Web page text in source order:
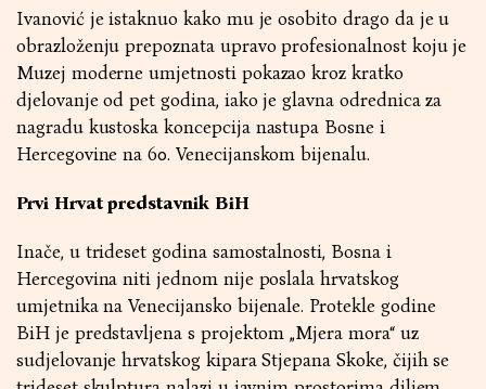
Ivanović je istaknuo kako mu je osobito drago da je u
obrazloženju prepoznata upravo profesionalnost koju je
Muzej moderne umjetnosti pokazao kroz kratko
djelovanje od pet godina, iako je glavna odrednica za
nagradu kustoska koncepcija nastupa Bosne i
Hercegovine na 60. Venecijanskom bijenalu.
Prvi Hrvat predstavnik BiH
Inače, u trideset godina samostalnosti, Bosna i
Hercegovina niti jednom nije poslala hrvatskog
umjetnika na Venecijansko bijenale. Protekle godine
BiH je predstavljena s projektom „Mjera mora“ uz
sudjelovanje hrvatskog kipara Stjepana Skoke, čijih se